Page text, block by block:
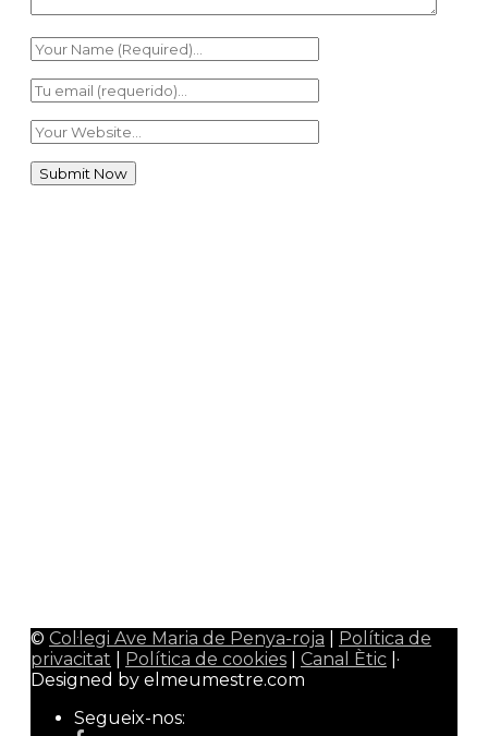
© Col·legi Ave Maria de Penya-roja
Política de
privacitat
Política de cookies Canal Ètic |·
Designed by elmeumestre.com
Segueix-nos: